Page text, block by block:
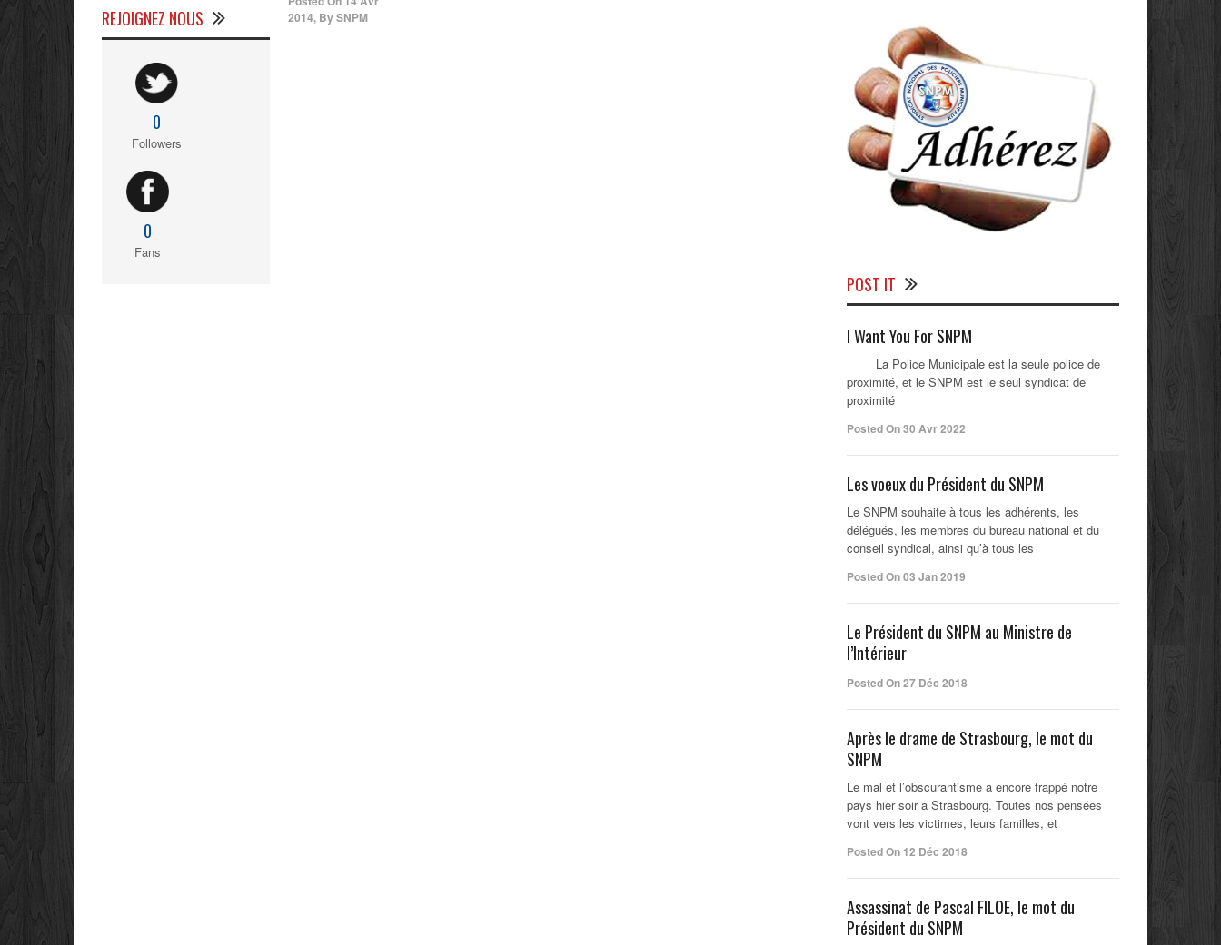
2014, BySNPM
REJOIGNEZ NOUS
0
Followers
0
Fans
POST IT
I Want You For SNPM
La Police Municipale est la seule police de
proximité, et le SNPM est le seul syndicat de
proximité
Posted On 30 Avr 2022
Les voeux du Président du SNPM
Le SNPM souhaite à tous les adhérents, les
délégués, les membres du bureau national et du
conseil syndical, ainsi qu’à tous les
Posted On 03 Jan 2019
Le Président du SNPM au Ministre de
l’Intérieur
Posted On 27 Déc 2018
Après le drame de Strasbourg, le mot du
SNPM
Le mal et l’obscurantisme a encore frappé notre
pays hier soir a Strasbourg. Toutes nos pensées
vont vers les victimes, leurs familles, et
Posted On 12 Déc 2018
Assassinat de Pascal FILOE, le mot du
Président du SNPM